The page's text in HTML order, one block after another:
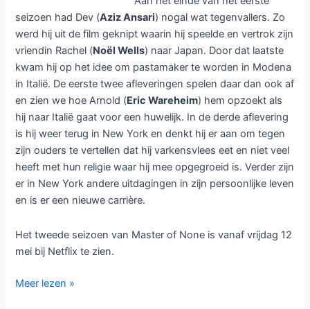
seizoen had Dev (Aziz Ansari) nogal wat tegenvallers. Zo
werd hij uit de film geknipt waarin hij speelde en vertrok zijn
vriendin Rachel (Noël Wells) naar Japan. Door dat laatste
kwam hij op het idee om pastamaker te worden in Modena
in Italië. De eerste twee afleveringen spelen daar dan ook af
en zien we hoe Arnold (Eric Wareheim) hem opzoekt als
hij naar Italië gaat voor een huwelijk. In de derde aflevering
is hij weer terug in New York en denkt hij er aan om tegen
zijn ouders te vertellen dat hij varkensvlees eet en niet veel
heeft met hun religie waar hij mee opgegroeid is. Verder zijn
er in New York andere uitdagingen in zijn persoonlijke leven
en is er een nieuwe carrière.
Het tweede seizoen van Master of None is vanaf vrijdag 12
mei bij Netflix te zien.
Tweede
Meer lezen »